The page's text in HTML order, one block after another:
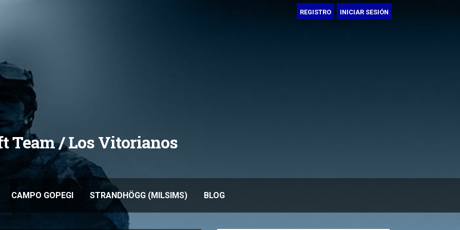
REGISTRO INICIAR SESIÓN
Team / Los Vitorianos
CAMPO GOPEGI STRANDHÖGG (MILSIMS) BLOG